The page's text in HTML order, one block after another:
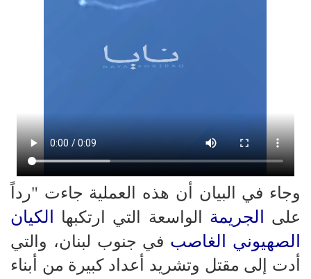
وجاء في البيان أن هذه العملية جاءت "رداً
على
الجريمة الواسعة التي ارتكبها
الكيان
الصهيوني الغاصب في جنوب لبنان، والتي
أدت إلى مقتل وتشريد أعداد كبيرة من أبناء